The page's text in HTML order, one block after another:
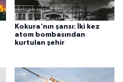
Kokura'nın şansı: İki kez
atom bombasından
kurtulan şehir